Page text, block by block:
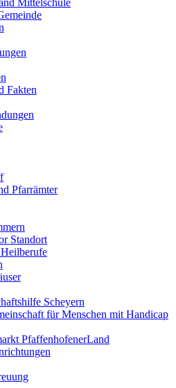
Mittelschule
Fakten
Pfarrämter
Standort
Scheyern
für Menschen mit Handicap
PfaffenhofenerLand